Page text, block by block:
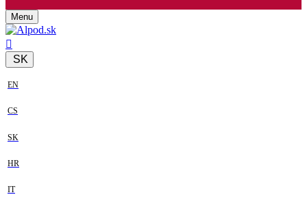
Menu
SK
EN
CS
SK
HR
IT